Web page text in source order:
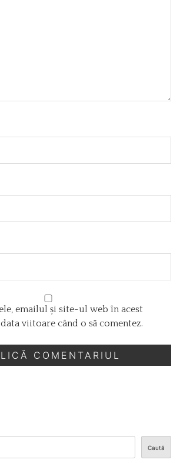
emailul și site-ul web în acest
viitoare când o să comentez.
Caută